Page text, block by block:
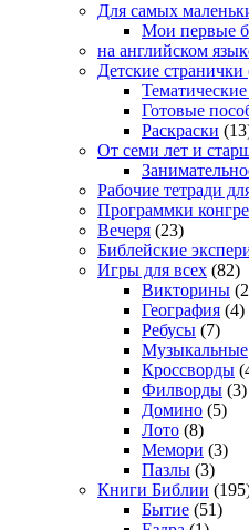
Для самых
Мои первые
на английском
Детские странички
Тематические
Готовые
Раскраски
От семи лет и
Рабочие тетради
Программки
Вечеря (23)
Библейские
Игры для всех (82)
Викторины
География (4)
Ребусы (7)
Музыкальные
Кроссворды
Филворды (3)
Домино (5)
Лото (8)
Мемори (3)
Пазлы (3)
Книги Библии
Бытие (51)